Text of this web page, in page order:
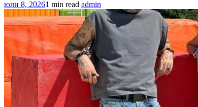
юли 8, 20261 min read admin